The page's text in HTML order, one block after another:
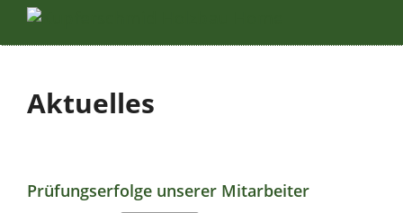
Aktuelles
Prüfungserfolge unserer Mitarbeiter